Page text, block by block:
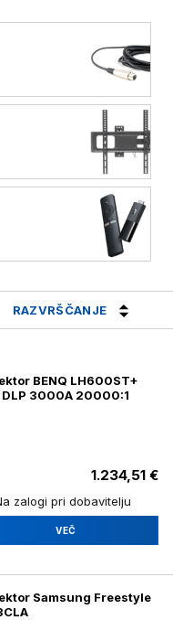
RAZVRŠČANJE
BENQ LH600ST+
DLP 3000A 20000:1
1.234,51 €
zalogi pri dobavitelju
VEČ
Samsung Freestyle